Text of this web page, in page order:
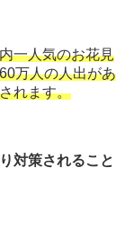
一人気のお花見
万人の人出があ
れます。
対策されること